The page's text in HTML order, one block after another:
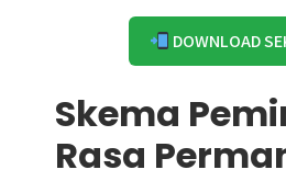
DOWNLOAD
Skema
Rasa